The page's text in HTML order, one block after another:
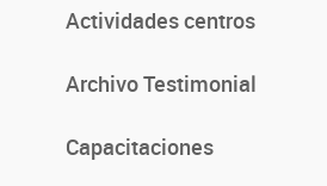
Actividades centros
Archivo Testimonial
Capacitaciones